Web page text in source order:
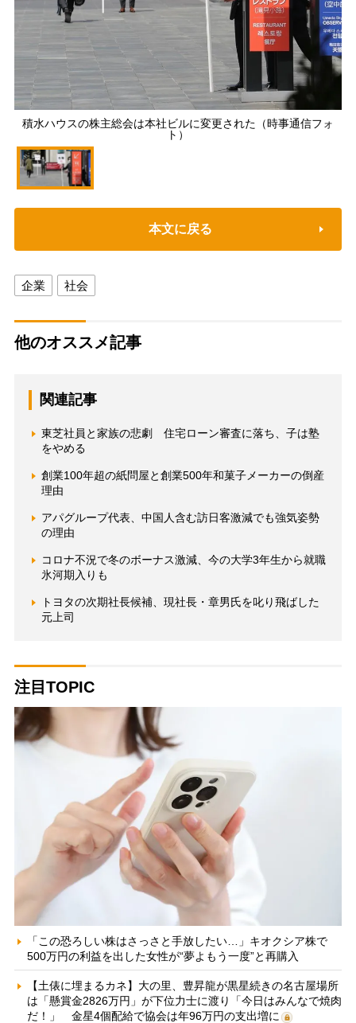
積水ハウスの株主総会は本社ビルに変更された（時事通信フォ
ト）
本文に戻る
企業 社会
他のオススメ記事
関連記事
東芝社員と家族の悲劇 住宅ローン審査に落ち、子は塾
をやめる
創業100年超の紙問屋と創業500年和菓子メーカーの倒産
理由
アパグループ代表、中国人含む訪日客激減でも強気姿勢
の理由
コロナ不況で冬のボーナス激減、今の大学3年生から就職
氷河期入りも
トヨタの次期社長候補、現社長・章男氏を叱り飛ばした
元上司
注目TOPIC
「この恐ろしい株はさっさと手放したい…」キオクシア株で
500万円の利益を出した女性が“夢よもう一度”と再購入
【土俵に埋まるカネ】大の里、豊昇龍が黒星続きの名古屋場所
は「懸賞金2826万円」が下位力士に渡り「今日はみんなで焼肉
だ！」 金星4個配給で協会は年96万円の支出増に